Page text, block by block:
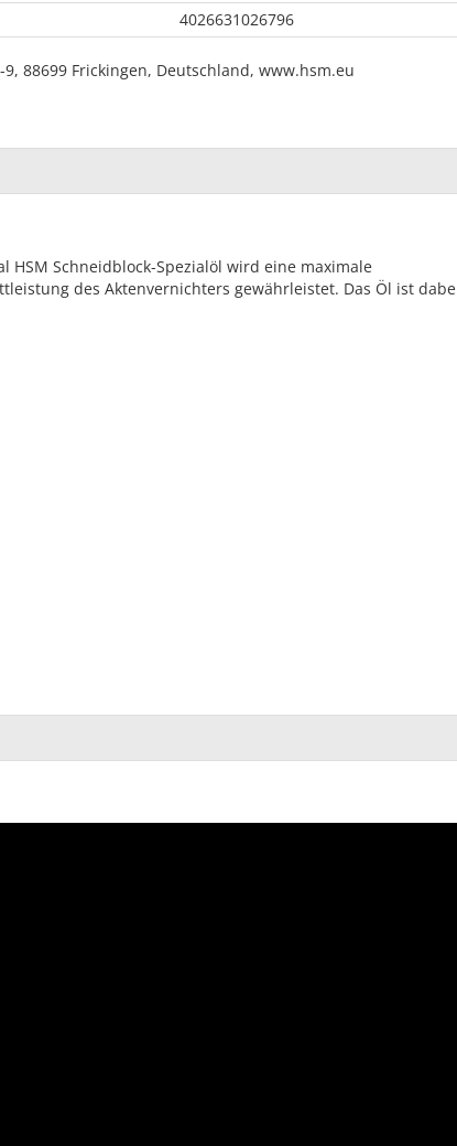
4026631026796
9, 88699 Frickingen, Deutschland, www.hsm.eu
HSM Schneidblock-Spezialöl wird eine maximale
des Aktenvernichters gewährleistet. Das Öl ist